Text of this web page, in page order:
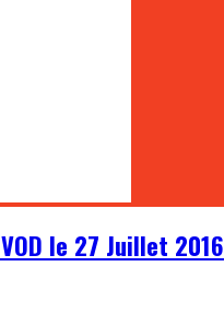
le 27 Juillet 2016